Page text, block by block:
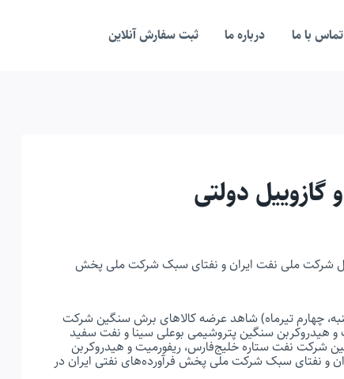
تماس با ما درباره ما ثبت سفارش آنلاین
گازوییل دولتی
شرکت ملی نفت ایران و نفتای سبک شرکت ملی پخش
چهارم تیرماه) شاهد عرضه کالاهای برش سنگین شرکت
و هیدروکربن سنگین پتروشیمی بوعلی سینا و نفت سفید
نفت ستاره خلیج‌فارس، ریفورمیت و هیدروکربن
و نفتای سبک شرکت ملی پخش فرآورده‌های نفتی ایران در